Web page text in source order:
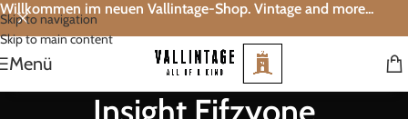
Skip to navigation
Skip to main content
Willkommen im neuen Vallintage-Shop. Vintage and more...
Menü
Insight Fifzyone